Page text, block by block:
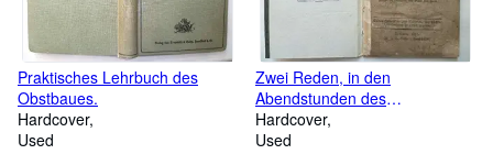
Praktisches Lehrbuch des
Obstbaues.
Hardcover
Used
Zwei Reden, in den
Abendstunden des
Reformations-Jubelfestes
1817, die eine am 31. Oct. in
Hardcover
Used